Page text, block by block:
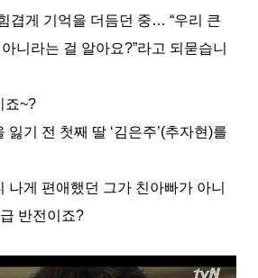
겹게 기억을 더듬던 중… “우리 큰
니라는 걸 알아요?”라고 되묻습니
죠~?
잃기 전 첫째 딸 ‘김은주’(추자현)를
나게 편애했던 그가 친아빠가 아니
반전이죠?